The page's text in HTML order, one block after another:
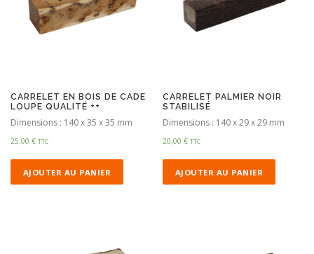
CARRELET EN BOIS DE CADE
LOUPE QUALITÉ ++
Dimensions : 140 x 35 x 35 mm
25,00 € TTC
AJOUTER AU PANIER
CARRELET PALMIER NOIR
STABILISÉ
Dimensions : 140 x 29 x 29 mm
20,00€ TTC
AJOUTER AU PANIER